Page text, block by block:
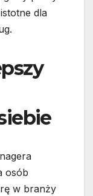
dla
osób
w branży